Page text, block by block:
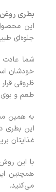
بطری
این
جلوه‌ای
شما عادت
خودشان
ظروفی
طعم و بوی
به همین
این بطری
غذایتان
با این
همچنین
می‌کنید.